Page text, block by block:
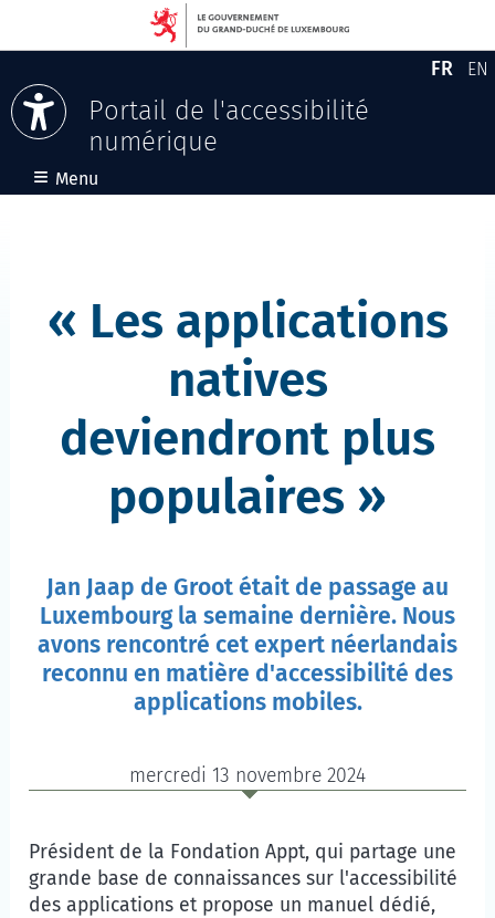
Portail de l'accessibilité
numérique
FR EN
≡ Menu
Les applications
natives
deviendront plus
populaires
Jan Jaap de Groot était de passage au
Luxembourg la semaine dernière. Nous
avons rencontré cet expert néerlandais
reconnu en matière d'accessibilité des
applications mobiles.
mercredi 13 novembre 2024
Président de la Fondation Appt, qui partage une
grande base de connaissances sur l'accessibilité
des applications et propose un manuel dédié,